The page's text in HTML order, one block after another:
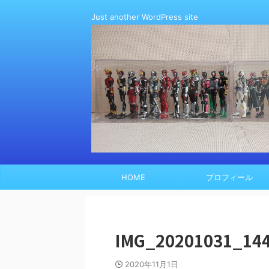
Just another WordPress site
HOME プロフィール
2020年11月1日